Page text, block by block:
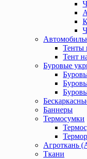
Тенты
Тент
Буровые
Баннеры
Термосумки
Агроткань
Ткани